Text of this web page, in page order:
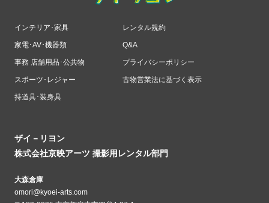
インテリア･家具
家電･AV･機器類
事務 店舗用品･公共物
スポーツ･レジャー
持道具･装身具
レンタル規約
Q&A
プライバシーポリシー
古物営業法に基づく表示
ザイ－リヨン
株式会社京映アーツ 撮影用レンタル部門
大森倉庫
omori@kyoei-arts.com